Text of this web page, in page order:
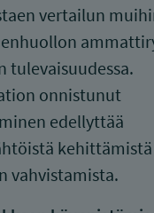
vertailun
tulevaisuudessa.
onnistunut
edellyttää
kehittämistä
vahvistamista.